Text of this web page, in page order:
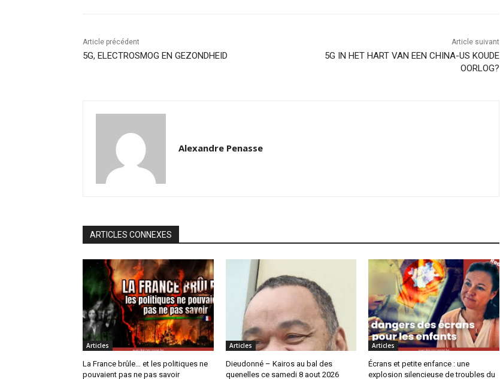
Article précédent
5G, ELECTROSMOG EN GEZONDHEID
Article suivant
5G IN HET HART VAN EEN CHINA-US KOUDE
OORLOG?
Alexandre Penasse
ARTICLES CONNEXES
Articles
La France brûle… et les politiques ne
pouvaient pas ne pas savoir
Articles
Dieudonné – Kairos au bal des
quenelles ce samedi 8 aout 2026
Articles
Écrans et petite enfance : une
explosion silencieuse de troubles du